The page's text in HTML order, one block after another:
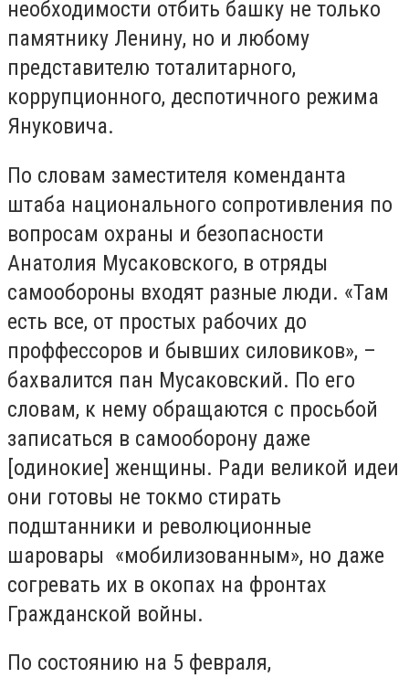
необходимости отбить башку не только
памятнику Ленину, но и любому
представителю тоталитарного,
коррупционного, деспотичного режима
Януковича.
По словам заместителя коменданта
штаба национального сопротивления по
вопросам охраны и безопасности
Анатолия Мусаковского, в отряды
самообороны входят разные люди. «Там
есть все, от простых рабочих до
проффессоров и бывших силовиков», –
бахвалится пан Мусаковский. По его
словам, к нему обращаются с просьбой
записаться в самооборону даже
[одинокие] женщины. Ради великой идеи
они готовы не токмо стирать
подштанники и революционные
шаровары «мобилизованным», но даже
согревать их в окопах на фронтах
Гражданской войны.
По состоянию на 5 февраля,